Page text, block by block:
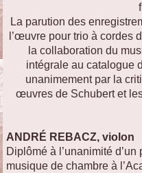
La parution des
l’œuvre pour trio à cordes
la collaboration du
intégrale au catalogue
unanimement par la
œuvres de Schubert et
ANDRÉ REBACZ, violon
Diplômé à l’unanimité
musique de chambre à